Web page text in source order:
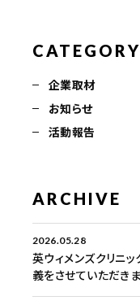
CATEGORY
企業取材
お知らせ
活動報告
ARCHIVE
2026.05.28
英ウィメンズクリニ
義をさせていただき